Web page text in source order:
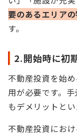
要のあるエリア
す。
2.開始時に初
不動産投資を始
用が必要です。
もデメリットとい
不動産投資にお